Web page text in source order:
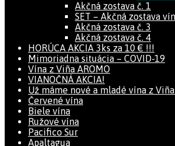
Akčná zostava č. 1
SET – Akčná zostava
Akčná zostava č. 3
Akčná zostava č. 4
HORÚCA AKCIA 3ks za 10 € !!!
Mimoriadna situácia – COVID-19
Vína z Viña AROMO
VIANOČNÁ AKCIA!
Už máme nové a mladé vína z Viña
Červené vína
Biele vína
Ružové vína
Pacifico Sur
Apaltagua